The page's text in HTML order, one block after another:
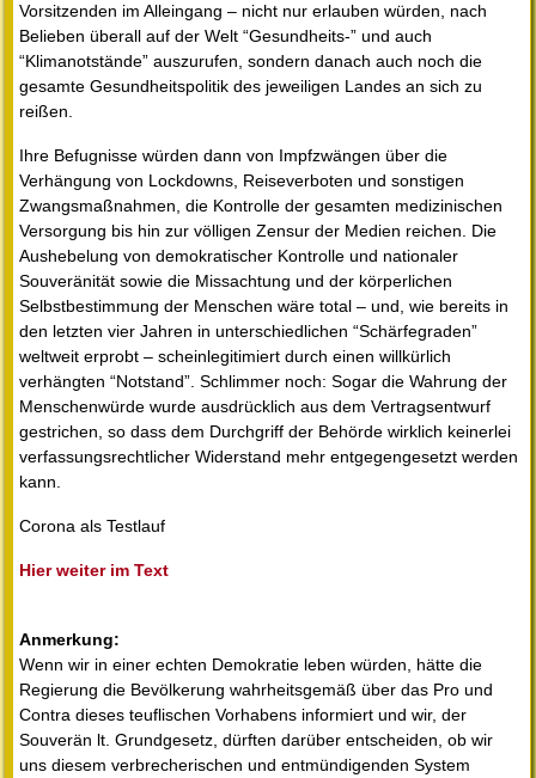
Vorsitzenden im Alleingang – nicht nur erlauben würden, nach
Belieben überall auf der Welt “Gesundheits-” und auch
“Klimanotstände” auszurufen, sondern danach auch noch die
gesamte Gesundheitspolitik des jeweiligen Landes an sich zu
reißen.
Ihre Befugnisse würden dann von Impfzwängen über die
Verhängung von Lockdowns, Reiseverboten und sonstigen
Zwangsmaßnahmen, die Kontrolle der gesamten medizinischen
Versorgung bis hin zur völligen Zensur der Medien reichen. Die
Aushebelung von demokratischer Kontrolle und nationaler
Souveränität sowie die Missachtung und der körperlichen
Selbstbestimmung der Menschen wäre total – und, wie bereits in
den letzten vier Jahren in unterschiedlichen “Schärfegraden”
weltweit erprobt – scheinlegitimiert durch einen willkürlich
verhängten “Notstand”. Schlimmer noch: Sogar die Wahrung der
Menschenwürde wurde ausdrücklich aus dem Vertragsentwurf
gestrichen, so dass dem Durchgriff der Behörde wirklich keinerlei
verfassungsrechtlicher Widerstand mehr entgegengesetzt werden
kann.
Corona als Testlauf
Hier weiter im Text
Anmerkung:
Wenn wir in einer echten Demokratie leben würden, hätte die
Regierung die Bevölkerung wahrheitsgemäß über das Pro und
Contra dieses teuflischen Vorhabens informiert und wir, der
Souverän lt. Grundgesetz, dürften darüber entscheiden, ob wir
uns diesem verbrecherischen und entmündigenden System